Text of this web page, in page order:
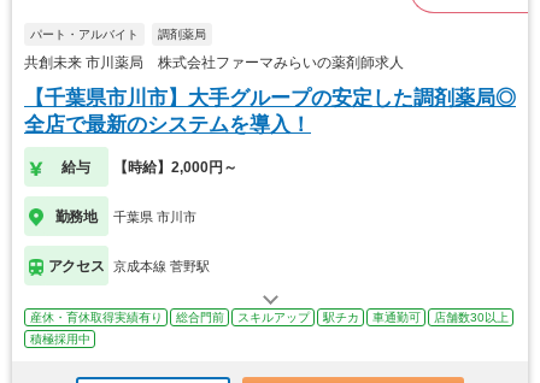
パート・アルバイト 調剤薬局
共創未来 市川薬局 株式会社ファーマみらいの薬剤師求人
【千葉県市川市】大手グループの安定した調剤薬局◎
全店で最新のシステムを導入！
給与 【時給】2,000円～
勤務地 千葉県 市川市
アクセス 京成本線 菅野駅
産休・育休取得実績有り 総合門前 スキルアップ 駅チカ 車通勤可
店舗数30以上
積極採用中